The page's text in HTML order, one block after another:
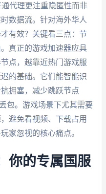
代理更注重隐匿性而非
数据流。针对海外华人
有效？关键看三点：节
真正的游戏加速器应具
点，越靠近热门游戏服
的基础。它们能智能识
拥塞，减少跳跃节点
包。游戏场景下尤其需要
避免看视频、下载占用
家忽视的核心痛点。
你的专属国服